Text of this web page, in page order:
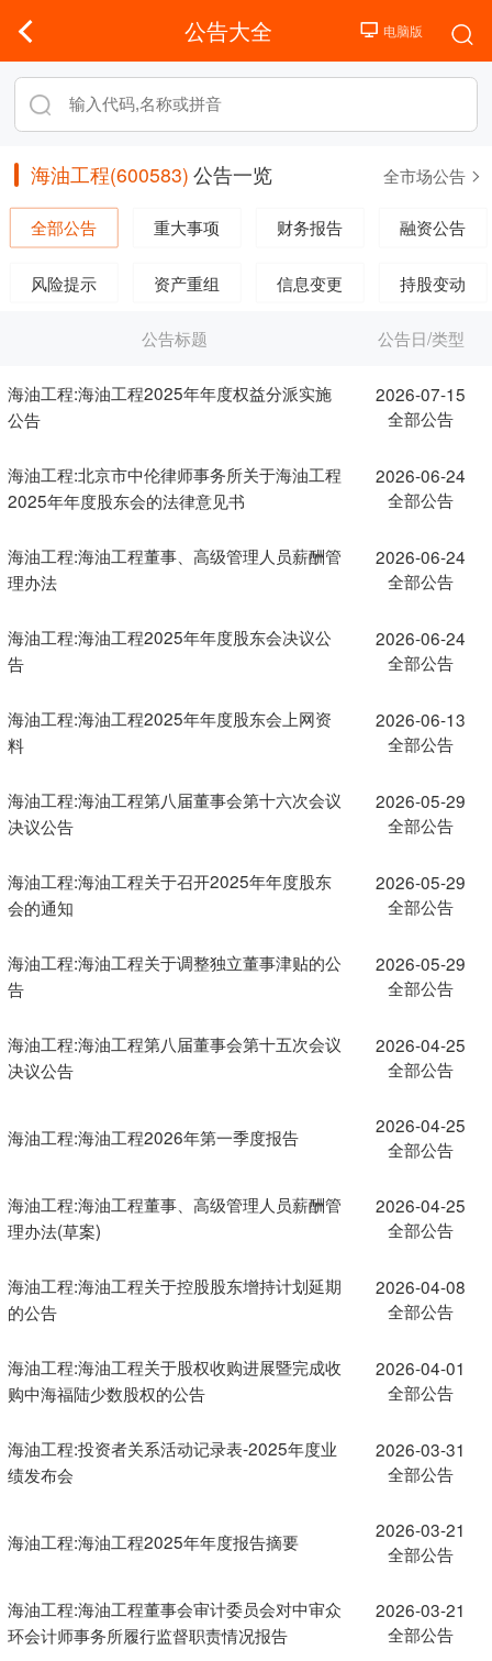
公告大全
海油工程(600583) 公告一览 全市场公告
全部公告 重大事项 财务报告 融资公告
风险提示 资产重组 信息变更 持股变动
公告标题 公告日/类型
海油工程:海油工程2025年年度权益分派实施
公告
2026-07-15
全部公告
海油工程:北京市中伦律师事务所关于海油工程
2025年年度股东会的法律意见书
2026-06-24
全部公告
海油工程:海油工程董事、高级管理人员薪酬管
理办法
2026-06-24
全部公告
海油工程:海油工程2025年年度股东会决议公
告
2026-06-24
全部公告
海油工程:海油工程2025年年度股东会上网资
料
2026-06-13
全部公告
海油工程:海油工程第八届董事会第十六次会议
决议公告
2026-05-29
全部公告
海油工程:海油工程关于召开2025年年度股东
会的通知
2026-05-29
全部公告
海油工程:海油工程关于调整独立董事津贴的公
告
2026-05-29
全部公告
海油工程:海油工程第八届董事会第十五次会议
决议公告
2026-04-25
全部公告
海油工程:海油工程2026年第一季度报告
2026-04-25
全部公告
海油工程:海油工程董事、高级管理人员薪酬管
理办法(草案)
2026-04-25
全部公告
海油工程:海油工程关于控股股东增持计划延期
的公告
2026-04-08
全部公告
海油工程:海油工程关于股权收购进展暨完成收
购中海福陆少数股权的公告
2026-04-01
全部公告
海油工程:投资者关系活动记录表-2025年度业
绩发布会
2026-03-31
全部公告
海油工程:海油工程2025年年度报告摘要
2026-03-21
全部公告
海油工程:海油工程董事会审计委员会对中审众
环会计师事务所履行监督职责情况报告
2026-03-21
全部公告